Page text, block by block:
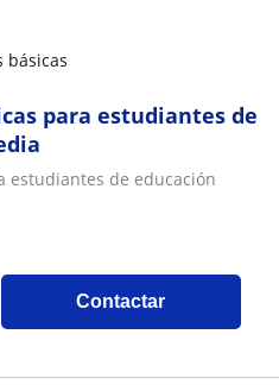
básicas
para estudiantes de
estudiantes de educación
Contactar